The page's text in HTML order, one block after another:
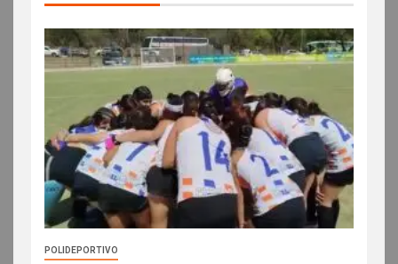
POLIDEPORTIVO